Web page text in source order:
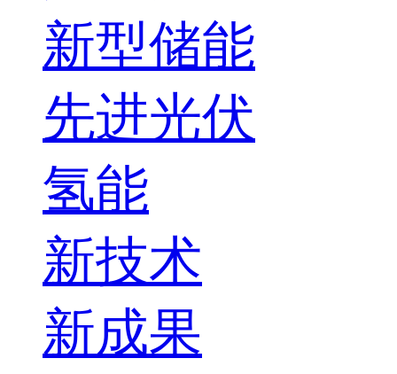
新型储能
先进光伏
氢能
新技术
新成果